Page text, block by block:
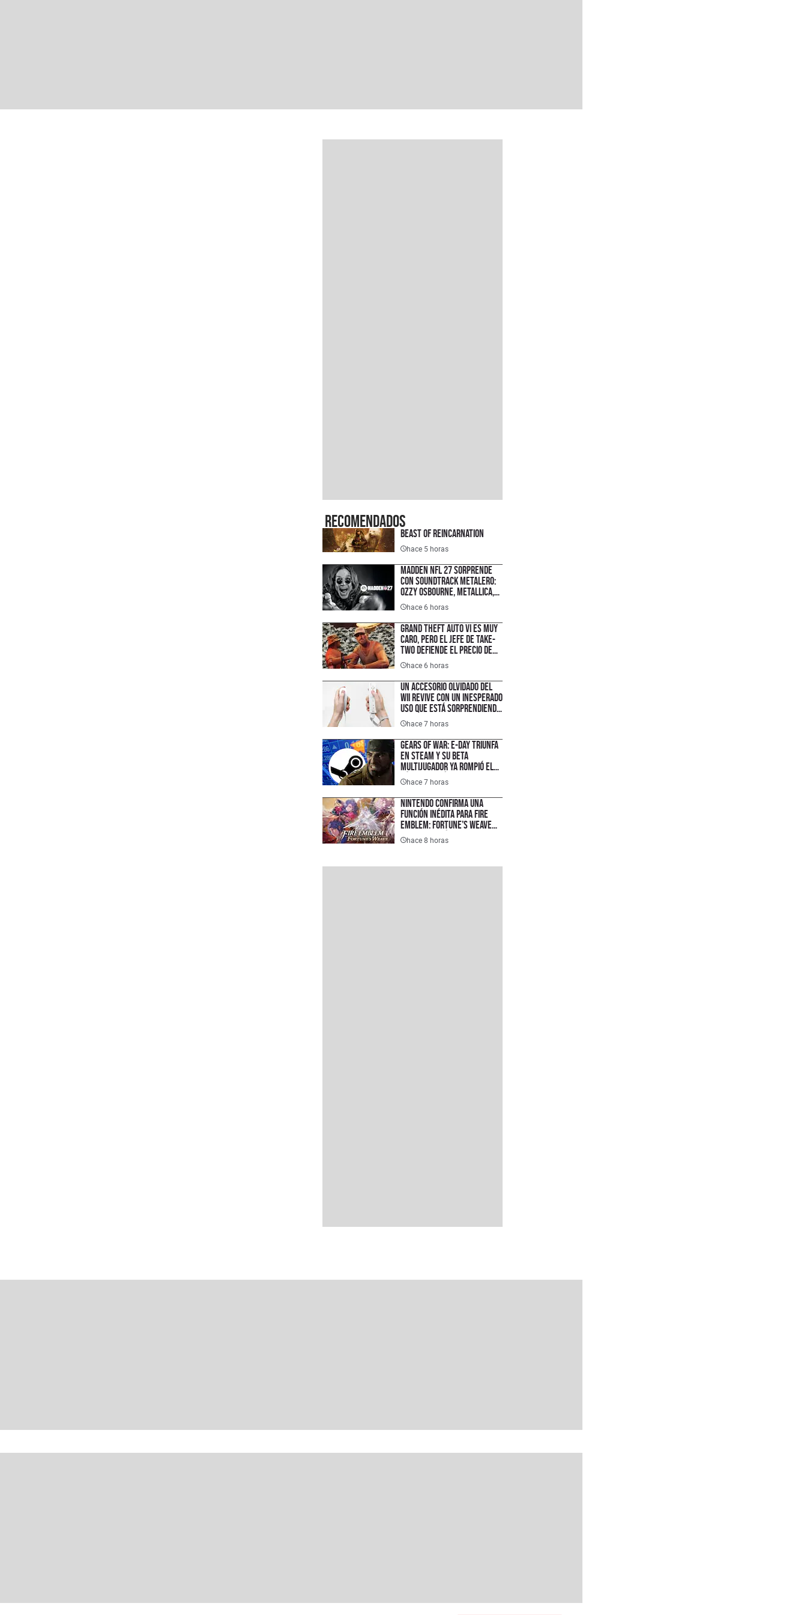
Recomendados
Beast of Reincarnation
hace 5 horas
Madden NFL 27 sorprende
con soundtrack metalero:
Ozzy Osbourne, Metallica,
Motörhead, Lamb of God y
más grupos están en la
lista del juego de futbol
americano
hace 6 horas
Grand Theft Auto VI es muy
caro, pero el jefe de Take-
Two defiende el precio de
hasta $100 USD y explica
cuánto costarán sus
próximos juegos
hace 6 horas
Un accesorio olvidado del
Wii revive con un inesperado
uso que está sorprendiendo
a creadores de contenido
hace 7 horas
Gears of War: E-Day triunfa
en Steam y su Beta
multijugador ya rompió el
récord histórico de
jugadores de la franquicia
en PC
hace 7 horas
Nintendo confirma una
función inédita para Fire
Emblem: Fortune’s Weave
que cambiará la forma de
jugar
hace 8 horas